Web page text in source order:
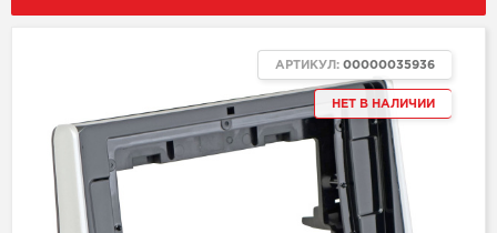
НЕТ В НАЛИЧИИ
АРТИКУЛ: 00000035936